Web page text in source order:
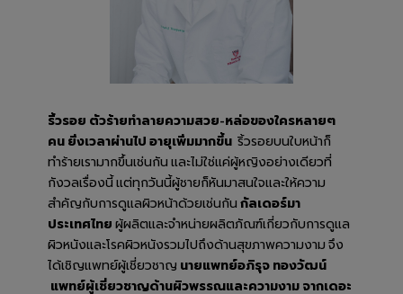
ริ้วรอย ตัวร้ายทำลายความสวย-หล่อของใครหลายๆ
คน ยิ่งเวลาผ่านไป อายุเพิ่มมากขึ้น ริ้วรอยบนใบหน้าก็
ทำร้ายเรามากขึ้นเช่นกัน และไม่ใช่แค่ผู้หญิงอย่างเดียวที่
กังวลเรื่องนี้ แต่ทุกวันนี้ผู้ชายก็หันมาสนใจและให้ความ
สำคัญกับการดูแลผิวหน้าด้วยเช่นกันกัลเดอร์มา
ประเทศไทย ผู้ผลิตและจำหน่ายผลิตภัณฑ์เกี่ยวกับการดูแล
ผิวหนังและโรคผิวหนังรวมไปถึงด้านสุขภาพความงาม จึง
ได้เชิญแพทย์ผู้เชี่ยวชาญ นายแพทย์อภิรุจ ทองวัฒน์
แพทย์ผู้เชี่ยวชาญด้านผิวพรรณและความงาม จากเดอะ